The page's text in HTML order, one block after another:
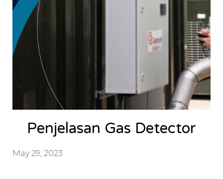
Penjelasan Gas Detector
May 29, 2023